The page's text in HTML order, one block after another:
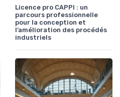
Licence pro CAPPI : un
parcours professionnelle
pour la conception et
l’amélioration des procédés
industriels